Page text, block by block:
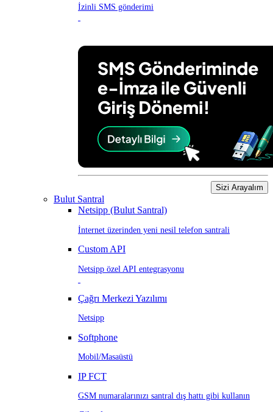
İzinli SMS gönderimi
Sizi Arayalım
Bulut Santral
Netsipp (Bulut Santral)
İnternet üzerinden yeni nesil telefon santrali
Custom API
Netsipp özel API entegrasyonu
Çağrı Merkezi Yazılımı
Netsipp
Softphone
Mobil/Masaüstü
IP FCT
GSM numaralarınızı santral dış hattı gibi kullanın